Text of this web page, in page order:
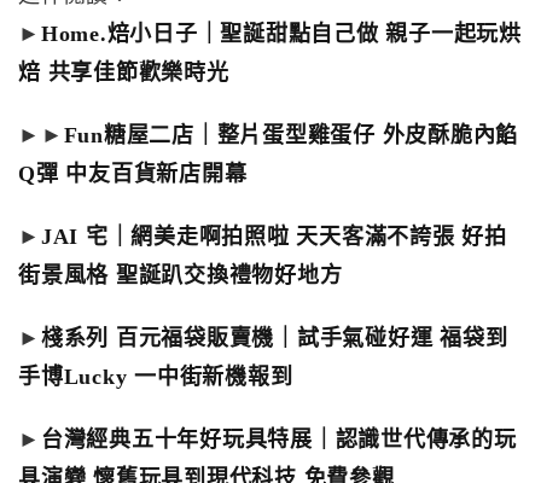
► Home.焙小日子｜聖誕甜點自己做 親子一起玩烘
焙 共享佳節歡樂時光
►► Fun糖屋二店｜整片蛋型雞蛋仔 外皮酥脆內餡
Q彈 中友百貨新店開幕
► JAI 宅｜網美走啊拍照啦 天天客滿不誇張 好拍
街景風格 聖誕趴交換禮物好地方
► 棧系列 百元福袋販賣機｜試手氣碰好運 福袋到
手博Lucky 一中街新機報到
► 台灣經典五十年好玩具特展｜認識世代傳承的玩
具演變 懷舊玩具到現代科技 免費參觀